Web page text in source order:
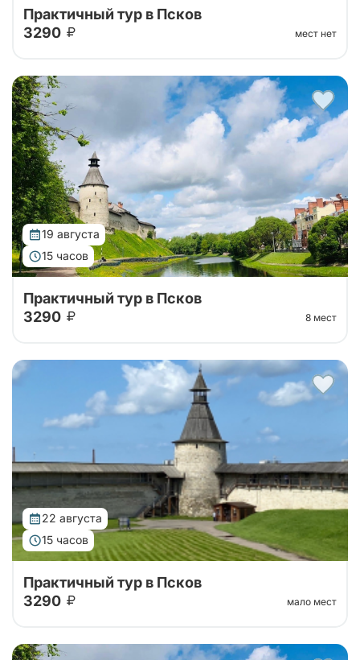
Автобусный тур на 1 день в Псков из Санкт-
Петербурга. Отправимся на комфортабельном
автобусе до Пскова, слушая трассовую экскурсию,
а далее - свободное время в городе!
Практичный тур в Псков
3290
мест нет
19 августа
15 часов
Автобусный тур на 1 день в Псков из Санкт-
Петербурга. Отправимся на комфортабельном
автобусе до Пскова, слушая трассовую экскурсию,
а далее - свободное время в городе!
Практичный тур в Псков
3290
8 мест
22 августа
15 часов
Практичный тур в Псков
3290
мало мест